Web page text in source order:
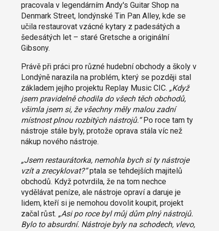
pracovala v legendárním Andy's Guitar Shop na
Denmark Street, londýnské Tin Pan Alley, kde se
učila restaurovat vzácné kytary z padesátých a
šedesátých let – staré Gretsche a originální
Gibsony.
Právě při práci pro různé hudební obchody a školy v
Londýně narazila na problém, který se později stal
základem jejího projektu Replay Music CIC. „Když
jsem pravidelně chodila do všech těch obchodů,
všimla jsem si, že všechny měly malou zadní
místnost plnou rozbitých nástrojů.“Po roce tam ty
nástroje stále byly, protože oprava stála víc než
nákup nového nástroje.
„Jsem restaurátorka, nemohla bych si ty nástroje
vzít a zrecyklovat?“ptala se tehdejších majitelů
obchodů. Když potvrdila, že na tom nechce
vydělávat peníze, ale nástroje opraví a daruje je
lidem, kteří si je nemohou dovolit koupit, projekt
začal růst. „Asi po roce byl můj dům plný nástrojů.
Bylo to absurdní. Nástroje byly na schodech, vlevo,